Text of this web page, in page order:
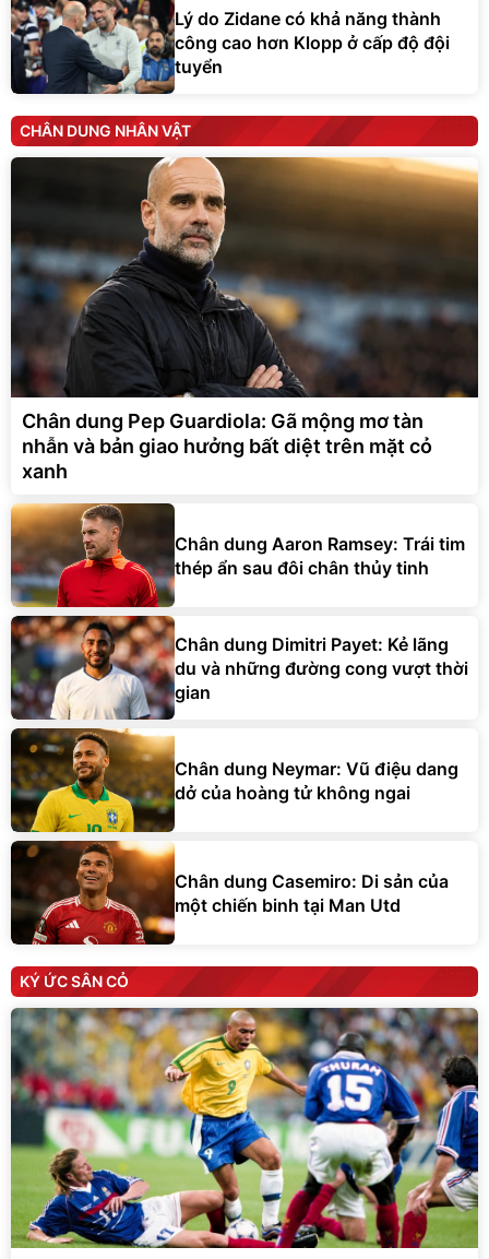
Lý do Zidane có khả năng thành
công cao hơn Klopp ở cấp độ đội
tuyển
CHÂN DUNG NHÂN VẬT
Chân dung Pep Guardiola: Gã mộng mơ tàn
nhẫn và bản giao hưởng bất diệt trên mặt cỏ
xanh
Chân dung Aaron Ramsey: Trái tim
thép ẩn sau đôi chân thủy tinh
Chân dung Dimitri Payet: Kẻ lãng
du và những đường cong vượt thời
gian
Chân dung Neymar: Vũ điệu dang
dở của hoàng tử không ngai
Chân dung Casemiro: Di sản của
một chiến binh tại Man Utd
KÝ ỨC SÂN CỎ